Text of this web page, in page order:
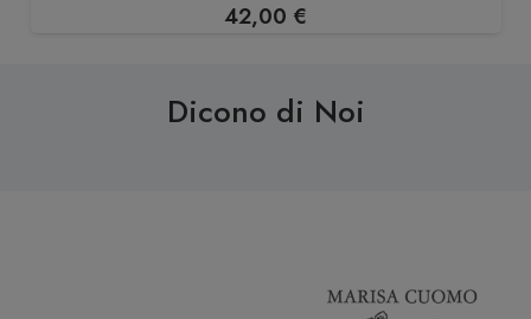
42,00 €
Dicono di Noi